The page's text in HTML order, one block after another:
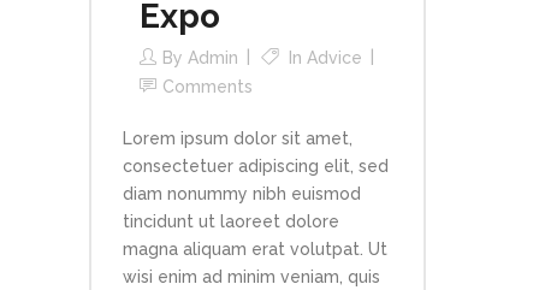
Expo
By Admin In Advice
Comments
Lorem ipsum dolor sit amet,
consectetuer adipiscing elit, sed
diam nonummy nibh euismod
tincidunt ut laoreet dolore
magna aliquam erat volutpat. Ut
wisi enim ad minim veniam, quis